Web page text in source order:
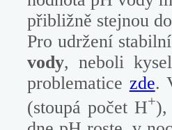
přibližně stejnou
Pro udržení
vody, neboli
problematice zde.
(stoupá počet H+),